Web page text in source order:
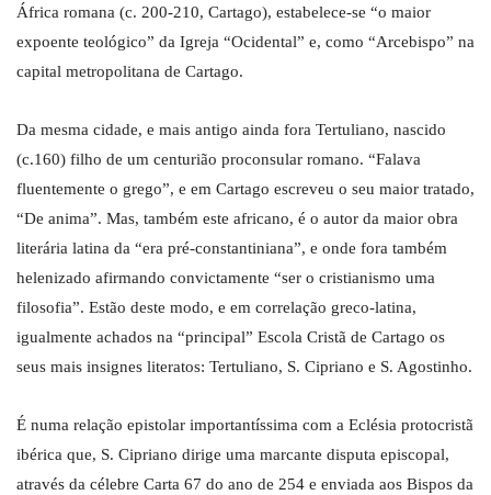
África romana (c. 200-210, Cartago), estabelece-se “o maior
expoente teológico” da Igreja “Ocidental” e, como “Arcebispo” na
capital metropolitana de Cartago.
Da mesma cidade, e mais antigo ainda fora Tertuliano, nascido
(c.160) filho de um centurião proconsular romano. “Falava
fluentemente o grego”, e em Cartago escreveu o seu maior tratado,
“De anima”. Mas, também este africano, é o autor da maior obra
literária latina da “era pré-constantiniana”, e onde fora também
helenizado afirmando convictamente “ser o cristianismo uma
filosofia”. Estão deste modo, e em correlação greco-latina,
igualmente achados na “principal” Escola Cristã de Cartago os
seus mais insignes literatos: Tertuliano, S. Cipriano e S. Agostinho.
É numa relação epistolar importantíssima com a Eclésia protocristã
ibérica que, S. Cipriano dirige uma marcante disputa episcopal,
através da célebre Carta 67 do ano de 254 e enviada aos Bispos da